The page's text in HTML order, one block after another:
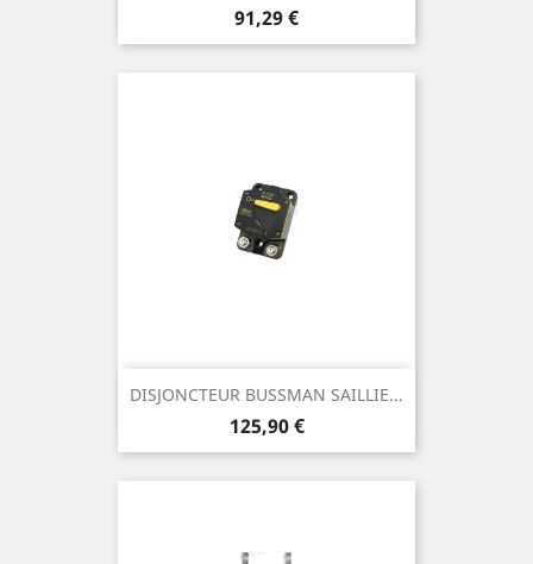
Prix
91,29 €
DISJONCTEUR BUSSMAN SAILLIE...
Prix
125,90 €